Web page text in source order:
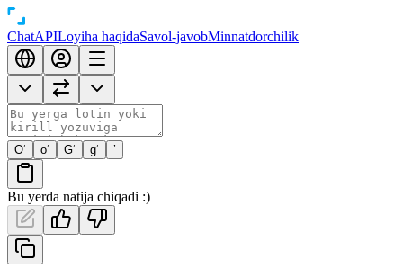
ChatAPILoyiha haqidaSavol-javobMinnatdorchilik
O‘ o‘ G‘ g‘ ’
Bu yerda natija chiqadi :)